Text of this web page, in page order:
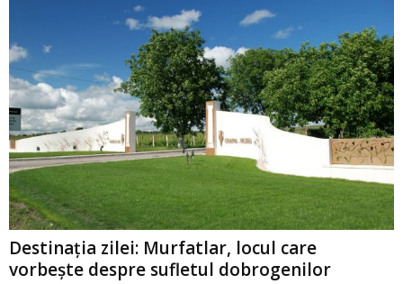
Destinaţia zilei: Murfatlar, locul care
vorbeşte despre sufletul dobrogenilor